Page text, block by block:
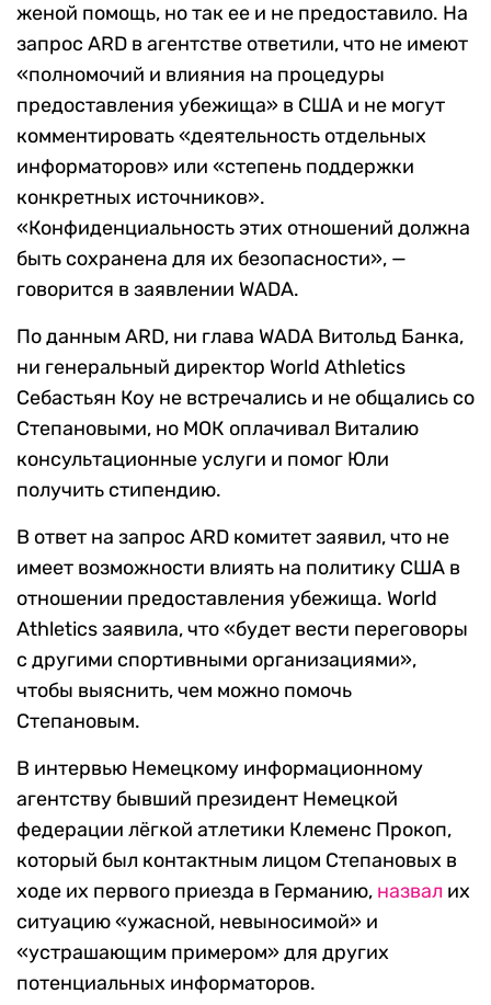
женой помощь, но так ее и не предоставило. На
запрос ARD в агентстве ответили, что не имеют
«полномочий и влияния на процедуры
предоставления убежища» в США и не могут
комментировать «деятельность отдельных
информаторов» или «степень поддержки
конкретных источников».
«Конфиденциальность этих отношений должна
быть сохранена для их безопасности», —
говорится в заявлении WADA.
По данным ARD, ни глава WADA Витольд Банка,
ни генеральный директор World Athletics
Себастьян Коу не встречались и не общались со
Степановыми, но МОК оплачивал Виталию
консультационные услуги и помог Юли
получить стипендию.
В ответ на запрос ARD комитет заявил, что не
имеет возможности влиять на политику США в
отношении предоставления убежища. World
Athletics заявила, что «будет вести переговоры
с другими спортивными организациями»,
чтобы выяснить, чем можно помочь
Степановым.
В интервью Немецкому информационному
агентству бывший президент Немецкой
федерации лёгкой атлетики Клеменс Прокоп,
который был контактным лицом Степановых в
ходе их первого приезда в Германию, назвал их
ситуацию «ужасной, невыносимой» и
«устрашающим примером» для других
потенциальных информаторов.